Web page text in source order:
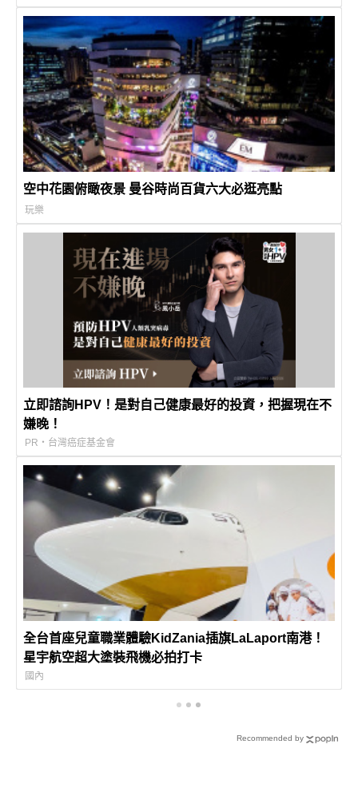
空中花園俯瞰夜景 曼谷時尚百貨六大必逛亮點
玩樂
立即諮詢HPV！是對自己健康最好的投資，把握現在不
嫌晚！
PR・台灣癌症基金會
全台首座兒童職業體驗KidZania插旗LaLaport南港！
星宇航空超大塗裝飛機必拍打卡
國內
Recommended by